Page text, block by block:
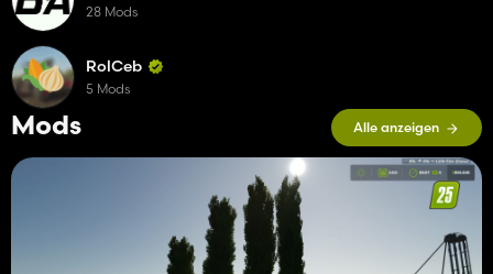
Mods Alle anzeigen
28 Mods
RolCeb
5 Mods